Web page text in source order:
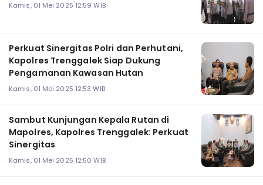
Kamis, 01 Mei 2025 12:59 WIB
Perkuat Sinergitas Polri dan Perhutani,
Kapolres Trenggalek Siap Dukung
Pengamanan Kawasan Hutan
Kamis, 01 Mei 2025 12:53 WIB
Sambut Kunjungan Kepala Rutan di
Mapolres, Kapolres Trenggalek: Perkuat
Sinergitas
Kamis, 01 Mei 2025 12:50 WIB